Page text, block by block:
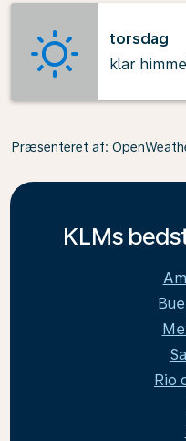
torsdag
klar
Præsenteret af:
KLMs
Rio